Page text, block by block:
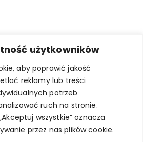
użytkowników
aby poprawić jakość
reklamy lub treści
potrzeb
ruch na stronie.
wszystkie” oznacza
przez nas plików cookie.